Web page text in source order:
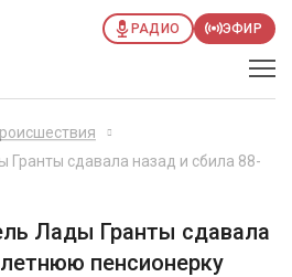
РАДИО ЭФИР
Гранты сдавала назад и сбила 88-
Лады Гранты сдавала
пенсионерку